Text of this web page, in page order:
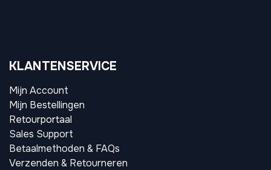
KLANTENSERVICE
Mijn Account
Mijn Bestellingen
Retourportaal
Sales Support
Betaalmethoden & FAQs
Verzenden & Retourneren